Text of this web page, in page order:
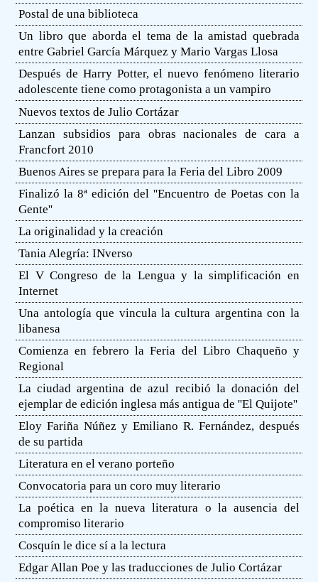
Postal de una biblioteca
Un libro que aborda el tema de la amistad quebrada
entre Gabriel García Márquez y Mario Vargas Llosa
Después de Harry Potter, el nuevo fenómeno literario
adolescente tiene como protagonista a un vampiro
Nuevos textos de Julio Cortázar
Lanzan subsidios para obras nacionales de cara a
Francfort 2010
Buenos Aires se prepara para la Feria del Libro 2009
Finalizó la 8ª edición del ''Encuentro de Poetas con la
Gente''
La originalidad y la creación
Tania Alegría: INverso
El V Congreso de la Lengua y la simplificación en
Internet
Una antología que vincula la cultura argentina con la
libanesa
Comienza en febrero la Feria del Libro Chaqueño y
Regional
La ciudad argentina de azul recibió la donación del
ejemplar de edición inglesa más antigua de ''El Quijote''
Eloy Fariña Núñez y Emiliano R. Fernández, después
de su partida
Literatura en el verano porteño
Convocatoria para un coro muy literario
La poética en la nueva literatura o la ausencia del
compromiso literario
Cosquín le dice sí a la lectura
Edgar Allan Poe y las traducciones de Julio Cortázar